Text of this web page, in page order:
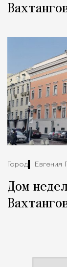
Город Евгения
Дом